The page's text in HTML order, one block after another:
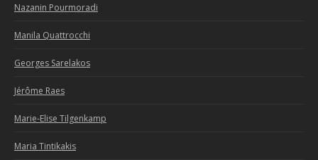
Nazanin Pourmoradi
Manila Quattrocchi
Georges Sarelakos
Jérôme Raes
Marie-Elise Tilgenkamp
Maria Tintikakis